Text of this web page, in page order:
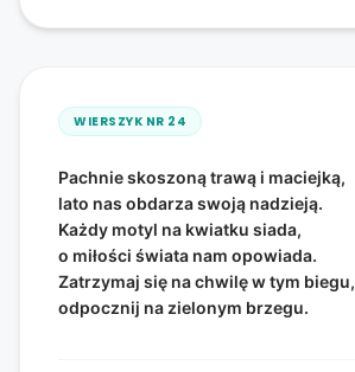
WIERSZYK NR 24
Pachnie skoszoną trawą i maciejką,
lato nas obdarza swoją nadzieją.
Każdy motyl na kwiatku siada,
o miłości świata nam opowiada.
Zatrzymaj się na chwilę w tym biegu,
odpocznij na zielonym brzegu.